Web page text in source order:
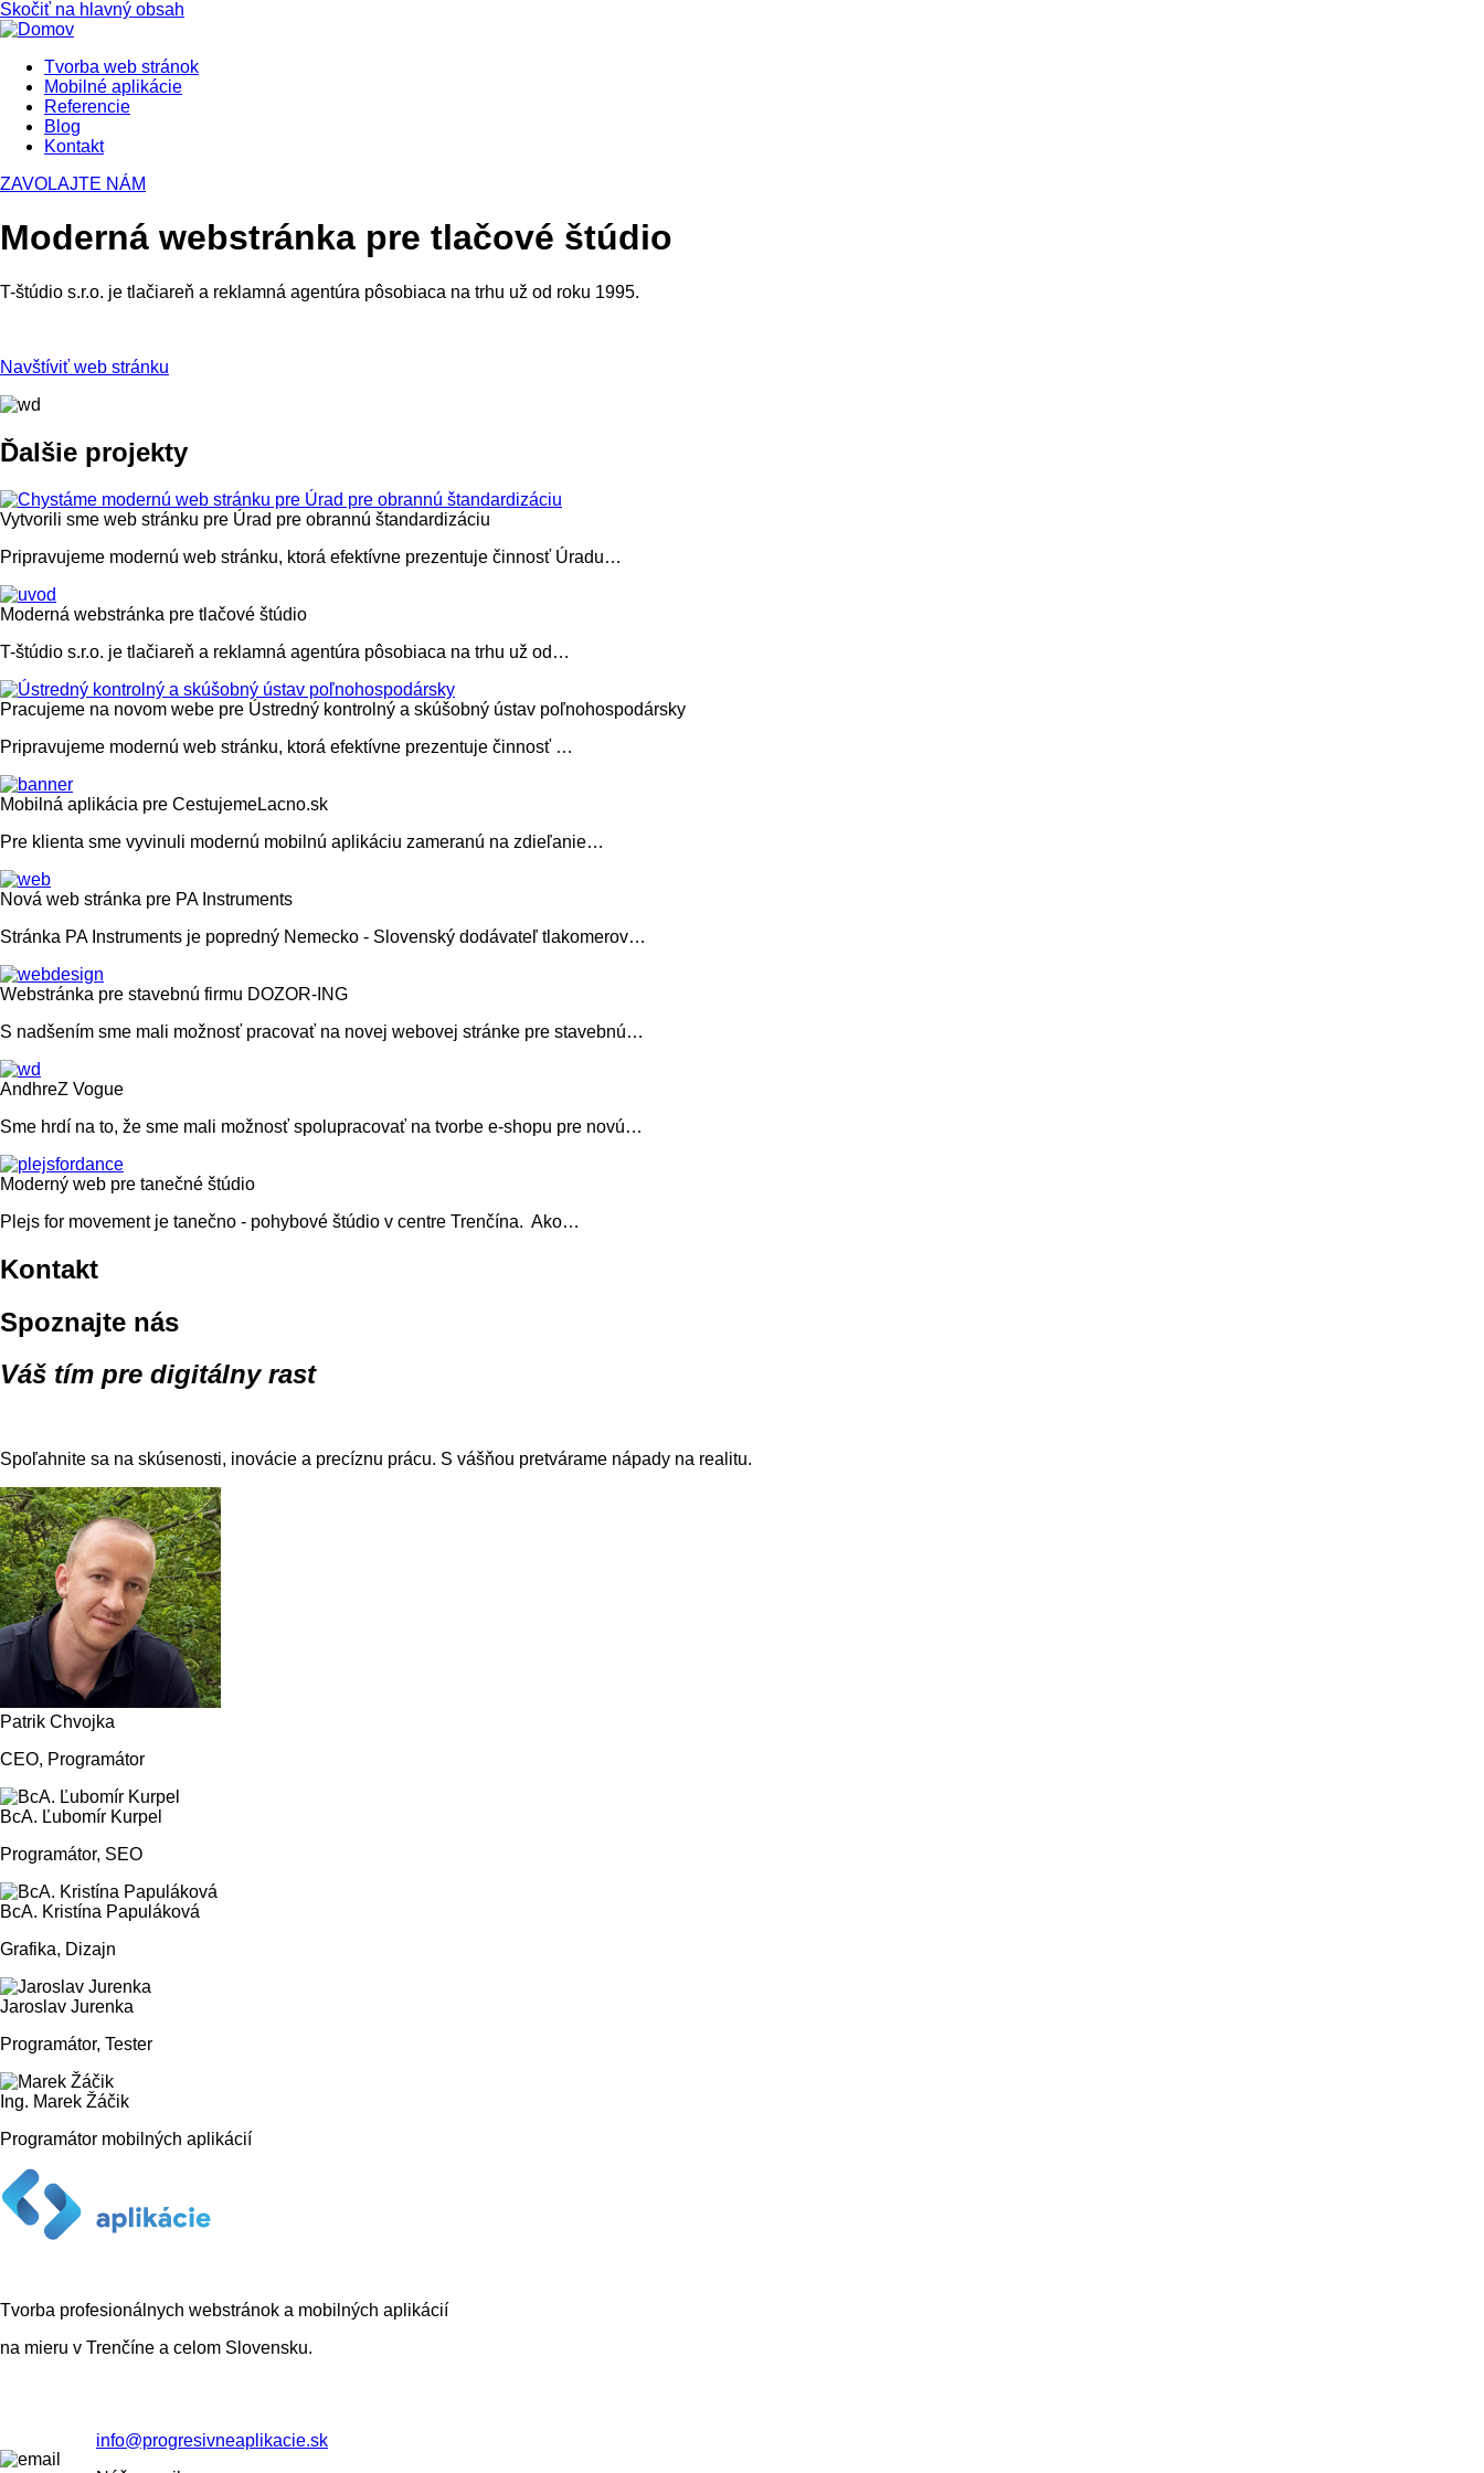
Skočiť na hlavný obsah
Tvorba web stránok
Mobilné aplikácie
Referencie
Blog
Kontakt
ZAVOLAJTE NÁM
Moderná webstránka pre tlačové štúdio
T-štúdio s.r.o. je tlačiareň a reklamná agentúra pôsobiaca na trhu už od roku 1995.
Navštíviť web stránku
Ďalšie projekty
Vytvorili sme web stránku pre Úrad pre obrannú štandardizáciu
Pripravujeme modernú web stránku, ktorá efektívne prezentuje činnosť Úradu…
Moderná webstránka pre tlačové štúdio
T-štúdio s.r.o. je tlačiareň a reklamná agentúra pôsobiaca na trhu už od…
Pracujeme na novom webe pre Ústredný kontrolný a skúšobný ústav poľnohospodársky
Pripravujeme modernú web stránku, ktorá efektívne prezentuje činnosť …
Mobilná aplikácia pre CestujemeLacno.sk
Pre klienta sme vyvinuli modernú mobilnú aplikáciu zameranú na zdieľanie…
Nová web stránka pre PA Instruments
Stránka PA Instruments je popredný Nemecko - Slovenský dodávateľ tlakomerov…
Webstránka pre stavebnú firmu DOZOR-ING
S nadšením sme mali možnosť pracovať na novej webovej stránke pre stavebnú…
AndhreZ Vogue
Sme hrdí na to, že sme mali možnosť spolupracovať na tvorbe e-shopu pre novú…
Moderný web pre tanečné štúdio
Plejs for movement je tanečno - pohybové štúdio v centre Trenčína. Ako…
Kontakt
Spoznajte nás
Váš tím pre digitálny rast
Spoľahnite sa na skúsenosti, inovácie a precíznu prácu. S vášňou pretvárame nápady na realitu.
Patrik Chvojka
CEO, Programátor
BcA. Ľubomír Kurpel
Programátor, SEO
BcA. Kristína Papuláková
Grafika, Dizajn
Jaroslav Jurenka
Programátor, Tester
Ing. Marek Žáčik
Programátor mobilných aplikácií
Tvorba profesionálnych webstránok a mobilných aplikácií
na mieru v Trenčíne a celom Slovensku.
info@progresivneaplikacie.sk